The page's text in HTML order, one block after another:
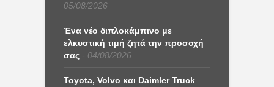
05/08/2026
Ένα νέο διπλοκάμπινο με
ελκυστική τιμή ζητά την προσοχή
σας
04/08/2026
Toyota, Volvo και Daimler Truck